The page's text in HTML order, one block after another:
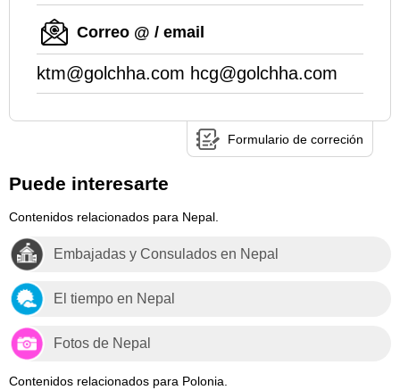
Correo @ / email
ktm@golchha.com hcg@golchha.com
Formulario de correción
Puede interesarte
Contenidos relacionados para Nepal.
Embajadas y Consulados en Nepal
El tiempo en Nepal
Fotos de Nepal
Contenidos relacionados para Polonia.